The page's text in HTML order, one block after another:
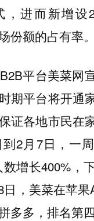
，进而新增设
份额的占有率。
平台美菜网
期平台将开通
证各地市民在
2月7日，一
增长400%，
日，美菜在苹果
多多，排名第四